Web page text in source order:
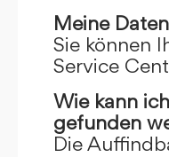
Meine
Sie können
Service
Wie kann
gefunden
Die